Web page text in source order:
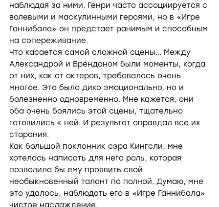
наблюдая за ними. Генри часто ассоциируется с
волевыми и маскулинными героями, но в «Игре
Ганнибала» он предстает ранимым и способным
на сопереживание.
Что касается самой сложной сцены... Между
Александрой и Бренданом были моменты, когда
от них, как от актеров, требовалось очень
многое. Это было дико эмоционально, но и
болезненно одновременно. Мне кажется, они
оба очень боялись этой сцены, тщательно
готовились к ней. И результат оправдал все их
старания.
Как большой поклонник сэра Кингсли, мне
хотелось написать для него роль, которая
позволила бы ему проявить свой
необыкновенный талант по полной. Думаю, мне
это удалось, наблюдать его в «Игре Ганнибала»